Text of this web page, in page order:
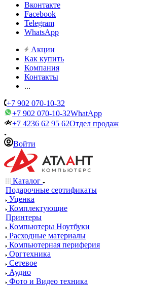
Вконтакте
Facebook
Telegram
WhatsApp
Акции
Как купить
Компания
Контакты
...
+7 902 070-10-32
+7 902 070-10-32WhatApp
+7 4236 62 95 62Отдел продаж
Войти
Каталог
Подарочные сертификаты
Уценка
Комплектующие
Принтеры
Компьютеры Ноутбуки
Расходные материалы
Компьютерная периферия
Оргтехника
Сетевое
Аудио
Фото и Видео техника